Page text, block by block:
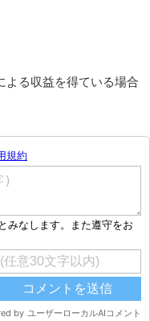
よる収益を得ている場合